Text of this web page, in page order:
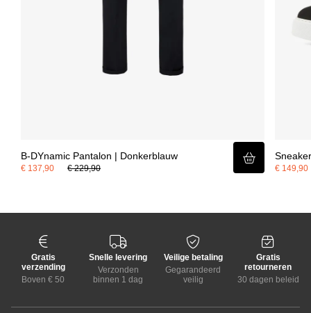
B-DYnamic Pantalon | Donkerblauw
€ 137,90 € 229,90 € 149,90
Gratis
verzending
Boven € 50
Snelle levering
Verzonden
binnen 1 dag
Veilige betaling
Gegarandeerd
veilig
Gratis
retourneren
30 dagen beleid